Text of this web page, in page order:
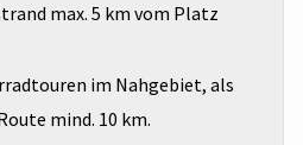
max. 5 km vom Platz
im Nahgebiet, als
mind. 10 km.